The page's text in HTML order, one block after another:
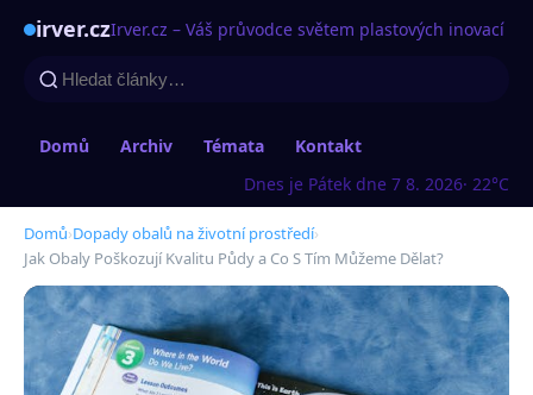
irver.czIrver.cz – Váš průvodce světem plastových inovací
Domů Archiv Témata
Kontakt
Dnes je Pátek dne 7 8. 2026· 22°C
Domů›Dopady obalů na životní prostředí›
Jak Obaly Poškozují Kvalitu Půdy a Co S Tím Můžeme Dělat?